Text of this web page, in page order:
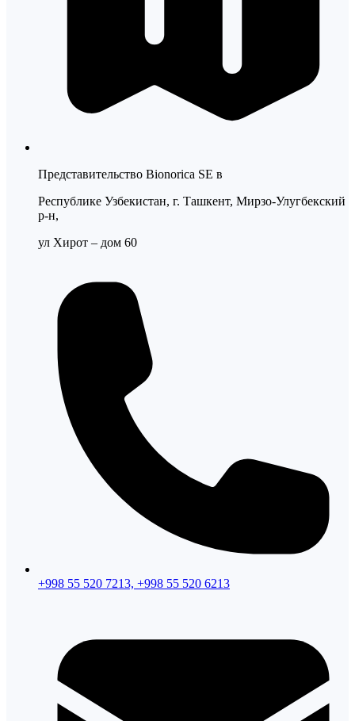
Представительство Bionorica SE в
Республике Узбекистан, г. Ташкент, Мирзо-Улугбекский
р-н,
ул Хирот – дом 60
+998 55 520 7213, +998 55 520 6213